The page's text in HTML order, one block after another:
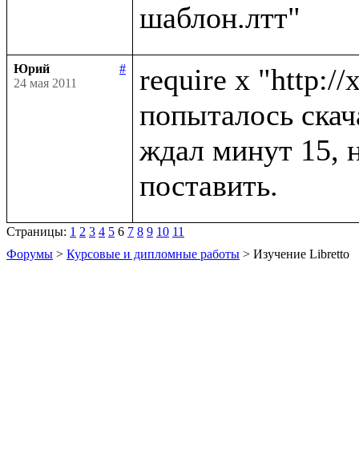
Юрий
#
24 мая 2011
require x "http://
попыталось
ждал минут 15,
Страницы: 1 2 3 4 5 6 7 8 9 10 11
Форумы > Курсовые и дипломные работы > Изучение Libretto